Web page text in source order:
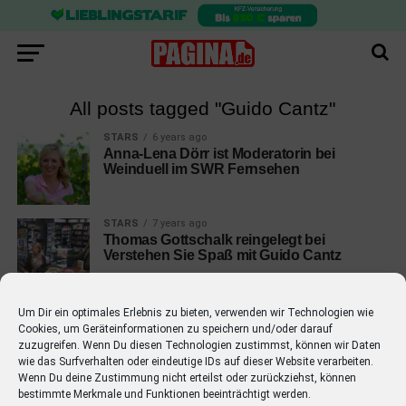
Um Dir ein optimales Erlebnis zu bieten, verwenden wir Technologien wie
Cookies, um Geräteinformationen zu speichern und/oder darauf
zuzugreifen. Wenn Du diesen Technologien zustimmst, können wir Daten
wie das Surfverhalten oder eindeutige IDs auf dieser Website verarbeiten.
Wenn Du deine Zustimmung nicht erteilst oder zurückziehst, können
bestimmte Merkmale und Funktionen beeinträchtigt werden.
All posts tagged "Guido Cantz"
STARS 6 years ago
Anna-Lena Dörr ist Moderatorin bei
Weinduell im SWR Fernsehen
STARS 7 years ago
Thomas Gottschalk reingelegt bei
Verstehen Sie Spaß mit Guido Cantz
EMPFOHLEN